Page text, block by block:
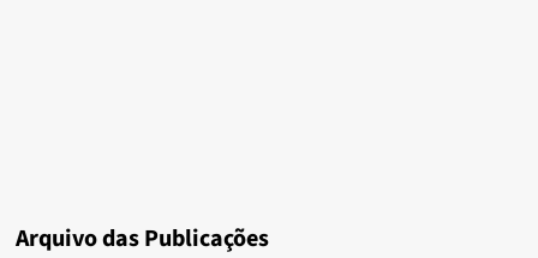
Arquivo das Publicações